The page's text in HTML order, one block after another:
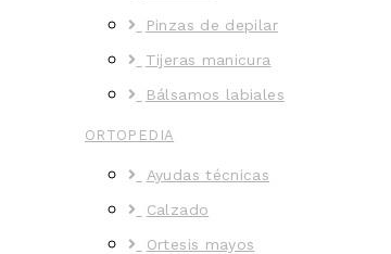
Pinzas de depilar
Tijeras manicura
Bálsamos labiales
ORTOPEDIA
Ayudas técnicas
Calzado
Ortesis mayos